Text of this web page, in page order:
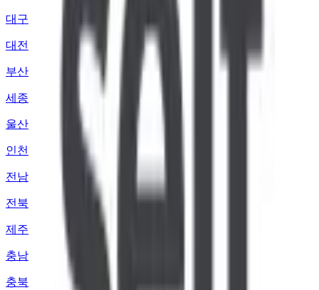
대구
대전
부산
세종
울산
인천
전남
전북
제주
충남
충북